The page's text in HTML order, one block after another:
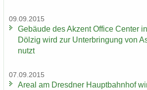
09.09.2015
Ge­bäu­de des Ak­zent Of­fice Cen­ter
Döl­zig wird zur Un­ter­brin­gung von
nutzt
07.09.2015
Areal am Dresd­ner Haupt­bahn­hof